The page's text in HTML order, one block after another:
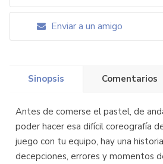
Enviar a un amigo
Sinopsis Comentarios
Antes de comerse el pastel, de
poder hacer esa difícil coreografía
juego con tu equipo, hay una
decepciones, errores y momentos